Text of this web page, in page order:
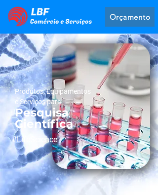
Orçamento
Produtos, Equipamentos
e Serviços para
Pesquisa
Científica
#LifeScience